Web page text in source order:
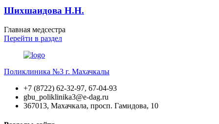
Шихшаидова Н.Н.
Главная медсестра
Перейти в раздел
Поликлиника №3 г. Махачкалы
+7 (8722) 62-32-97, 67-04-93
gbu_poliklinika3@e-dag.ru
367013, Махачкала, просп. Гамидова, 10